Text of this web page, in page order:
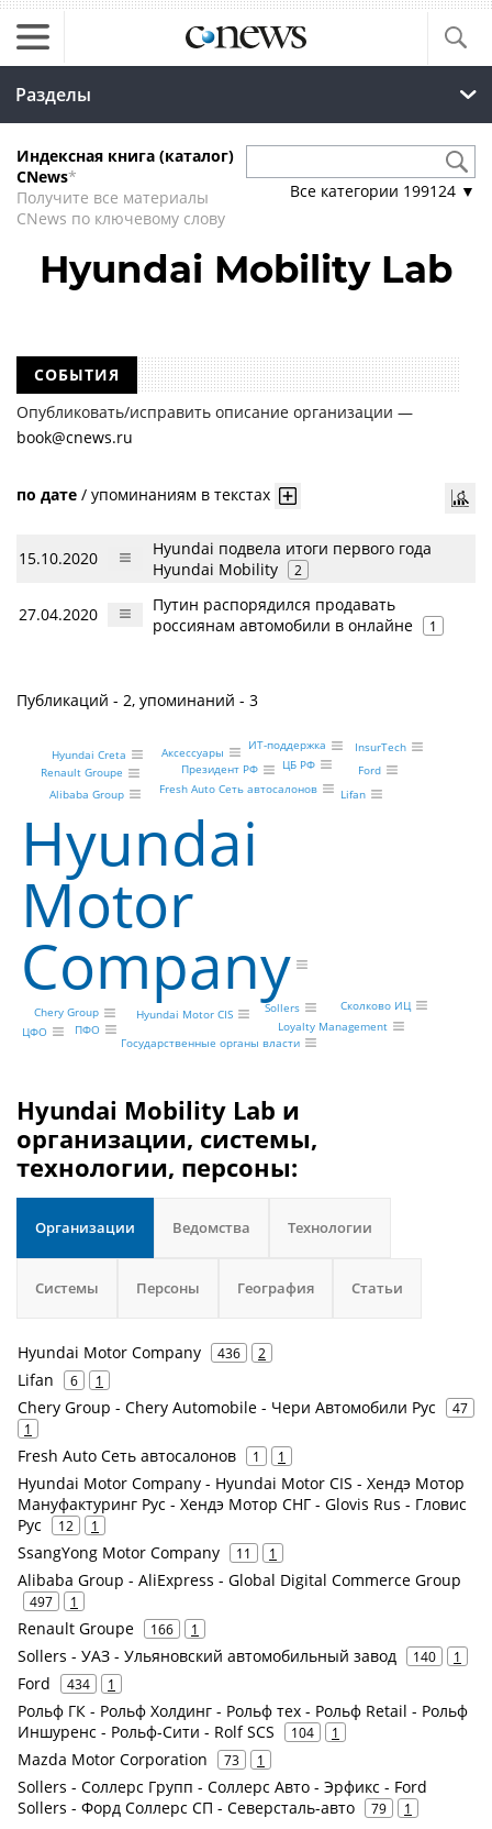
Разделы
Индексная книга (каталог)
CNews*
Получите все материалы
CNews по ключевому слову
Все категории 199124 ▼
Hyundai Mobility Lab
СОБЫТИЯ
Опубликовать/исправить описание организации —
book@cnews.ru
по дате / упоминаниям в текстах
15.10.2020
Hyundai подвела итоги первого года
Hyundai Mobility
2
27.04.2020
Путин распорядился продавать
россиянам автомобили в онлайне
1
Публикаций - 2, упоминаний - 3
Hyundai
Motor
Company
Lifan
Chery Group
Fresh Auto Сеть автосалонов
Hyundai Motor CIS
Alibaba Group
Renault Groupe
Sollers
Ford
ЦБ РФ
Президент РФ
Сколково ИЦ
InsurTech
Loyalty Management
ИТ-поддержка
Аксессуары
Hyundai Creta
ЦФО
ПФО
Государственные органы власти
Hyundai Mobility Lab и
организации, системы,
технологии, персоны:
Организации Ведомства Технологии
Системы Персоны География Статьи
Hyundai Motor Company 436 2
Lifan 6 1
Chery Group - Chery Automobile - Чери Автомобили Рус
47
1
Fresh Auto Сеть автосалонов 1 1
Hyundai Motor Company - Hyundai Motor CIS - Хендэ Мотор
Мануфактуринг Рус - Хендэ Мотор СНГ - Glovis Rus - Гловис
Рус
12 1
SsangYong Motor Company 11 1
Alibaba Group - AliExpress - Global Digital Commerce Group
497 1
Renault Groupe 166 1
Sollers - УАЗ - Ульяновский автомобильный завод 140 1
Ford 434 1
Рольф ГК - Рольф Холдинг - Рольф тех - Рольф Retail - Рольф
Иншуренс - Рольф-Сити - Rolf SCS
104 1
Mazda Motor Corporation 73 1
Sollers - Соллерс Групп - Соллерс Авто - Эрфикс - Ford
Sollers - Форд Соллерс СП - Северсталь-авто
79 1